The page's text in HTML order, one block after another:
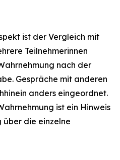
ist der Vergleich mit
Teilnehmerinnen
nach der
Gespräche mit anderen
anders eingeordnet.
ist ein Hinweis
die einzelne